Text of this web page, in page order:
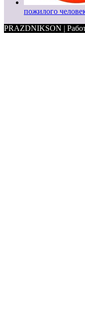
пожилого
PRAZDNIKSON |